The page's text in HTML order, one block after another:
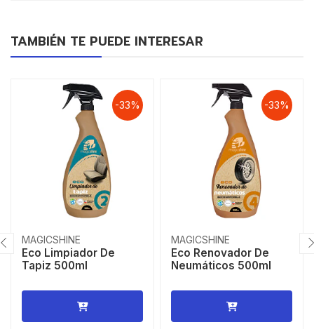
TAMBIÉN TE PUEDE INTERESAR
-33%
MAGICSHINE
Eco Limpiador De
Tapiz 500ml
-33%
MAGICSHINE
Eco Renovador De
Neumáticos 500ml